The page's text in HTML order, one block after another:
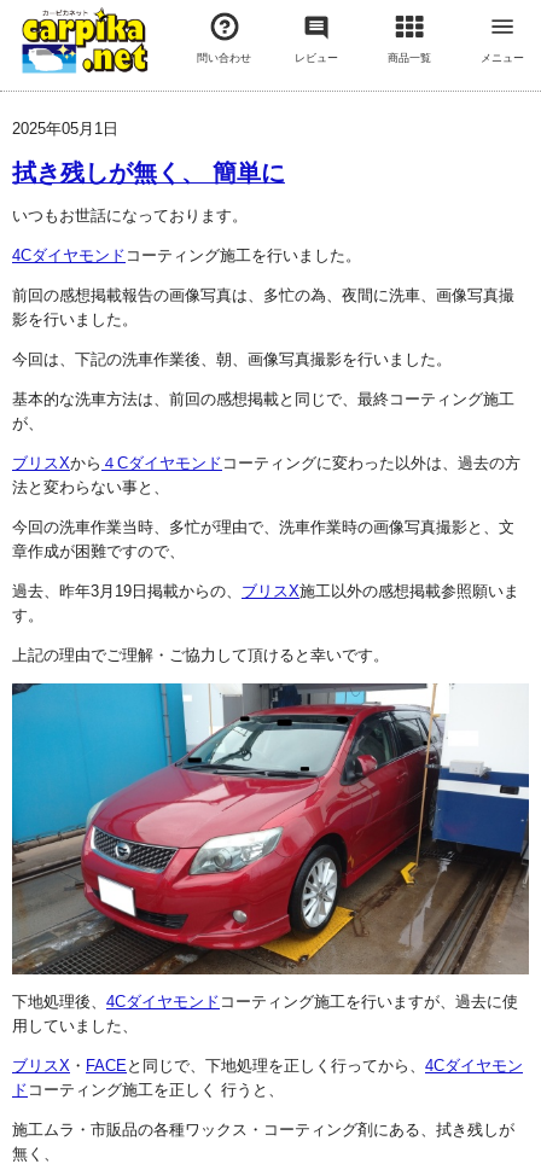
問い合わせ レビュー 商品一覧 メニュー
2025年05月1日
拭き残しが無く、 簡単に
いつもお世話になっております。
4Cダイヤモンド コーティング施工を行いました。
前回の感想掲載報告の画像写真は、多忙の為、夜間に洗車、画像写真撮
影を行いました。
今回は、下記の洗車作業後、朝、画像写真撮影を行いました。
基本的な洗車方法は、前回の感想掲載と同じで、最終コーティング施工
が、
ブリスXから ４Cダイヤモンド コーティングに変わった以外は、過去の方
法と変わらない事と、
今回の洗車作業当時、多忙が理由で、洗車作業時の画像写真撮影と、文
章作成が困難ですので、
過去、昨年3月19日掲載からの、 ブリスX施工以外の感想掲載参照願いま
す。
上記の理由でご理解・ご協力して頂けると幸いです。
下地処理後、 4Cダイヤモンド コーティング施工を行いますが、過去に使
用していました、
ブリスX ・ FACE と同じで、下地処理を正しく行ってから、 4Cダイヤモン
ド コーティング施工を正しく 行うと、
施工ムラ・市販品の各種ワックス・コーティング剤にある、拭き残しが
無く、